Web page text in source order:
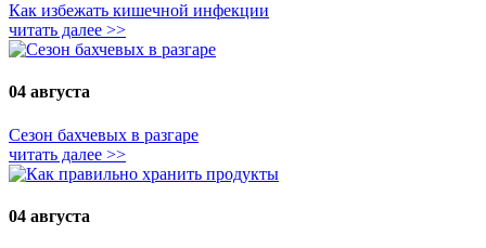
Как избежать кишечной инфекции
читать далее >>
04 августа
Сезон бахчевых в разгаре
читать далее >>
04 августа